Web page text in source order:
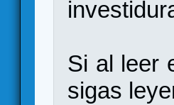
Si al leer
sigas